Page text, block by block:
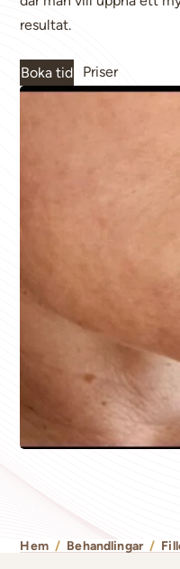
resultat.
Boka tid Priser
Hem / Behandlingar /